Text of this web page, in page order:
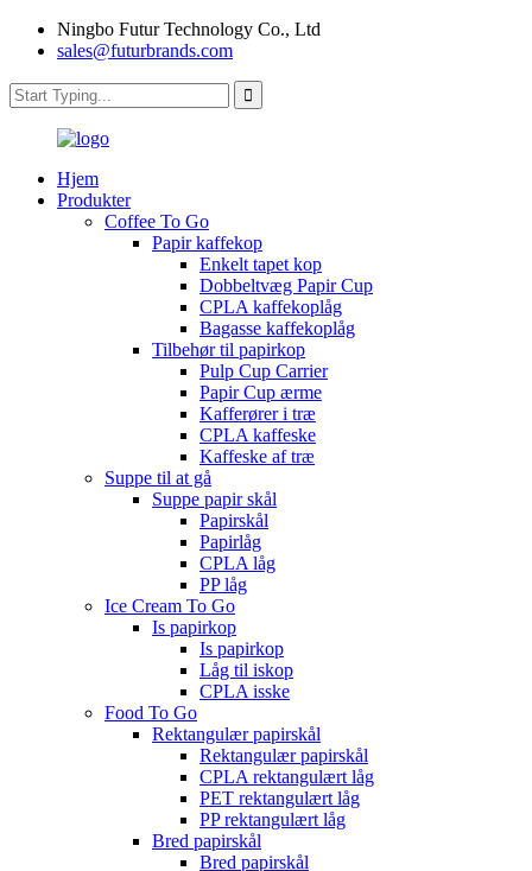
Ningbo Futur Technology Co., Ltd
sales@futurbrands.com
Hjem
Produkter
Coffee To Go
Papir kaffekop
Enkelt tapet kop
Dobbeltvæg Papir Cup
CPLA kaffekoplåg
Bagasse kaffekoplåg
Tilbehør til papirkop
Pulp Cup Carrier
Papir Cup ærme
Kafferører i træ
CPLA kaffeske
Kaffeske af træ
Suppe til at gå
Suppe papir skål
Papirskål
Papirlåg
CPLA låg
PP låg
Ice Cream To Go
Is papirkop
Is papirkop
Låg til iskop
CPLA isske
Food To Go
Rektangulær papirskål
Rektangulær papirskål
CPLA rektangulært låg
PET rektangulært låg
PP rektangulært låg
Bred papirskål
Bred papirskål